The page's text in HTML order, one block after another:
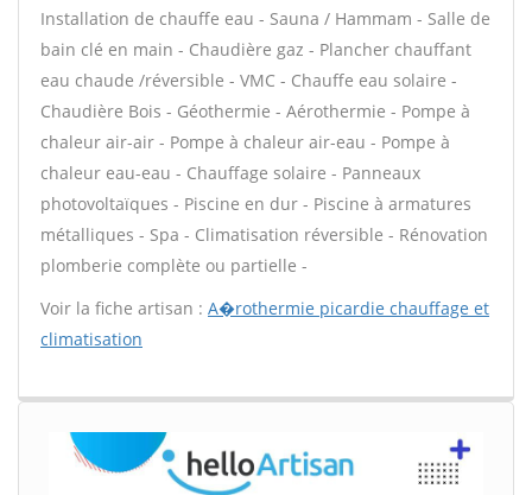
Installation de chauffe eau - Sauna / Hammam - Salle de
bain clé en main - Chaudière gaz - Plancher chauffant
eau chaude /réversible - VMC - Chauffe eau solaire -
Chaudière Bois - Géothermie - Aérothermie - Pompe à
chaleur air-air - Pompe à chaleur air-eau - Pompe à
chaleur eau-eau - Chauffage solaire - Panneaux
photovoltaïques - Piscine en dur - Piscine à armatures
métalliques - Spa - Climatisation réversible - Rénovation
plomberie complète ou partielle -
Voir la fiche artisan : A�rothermie picardie chauffage et
climatisation